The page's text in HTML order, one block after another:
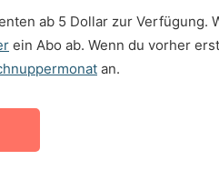
ab 5 Dollar zur Verfügung.
ein Abo ab. Wenn du vorher
an.